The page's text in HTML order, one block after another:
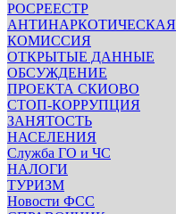
РОСРЕЕСТР
АНТИНАРКОТИЧЕСКАЯ
КОМИССИЯ
ОТКРЫТЫЕ ДАННЫЕ
ОБСУЖДЕНИЕ
ПРОЕКТА СКИОВО
СТОП-КОРРУПЦИЯ
ЗАНЯТОСТЬ
НАСЕЛЕНИЯ
Служба ГО и ЧС
НАЛОГИ
ТУРИЗМ
Новости ФСС